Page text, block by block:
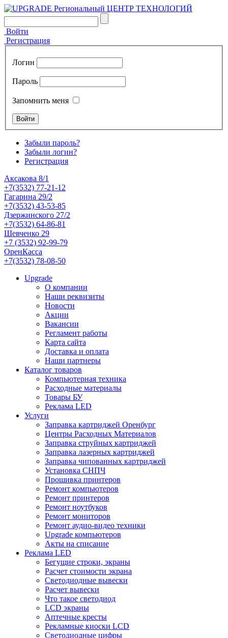
Войти
Регистрация
Логин
Пароль
Запомнить меня
Забыли пароль?
Забыли логин?
Регистрация
Аксакова 8/1
+7(3532) 77-21-12
Гагарина 29/2
+7(3532) 43-53-85
Дзержинского 27/2
+7(3532) 64-86-81
Шевченко 29
+7 (3532) 92-99-79
ОренКасса
+7(3532) 78-08-50
Upgrade
О компании
Наши реквизиты
Новости
Акции
Вакансии
Регламент работы
Карта сайта
Доставка и оплата
Наши партнеры
Каталог товаров
Компьютерная техника
Расходные материалы
Товары БУ
Реклама LED
Услуги
Заправка картриджей Оренбург
Центры Расходных Материалов
Заправка струйных картриджей
Заправка лазерных картриджей
Заправка чипованных картриджей
Установка СНПЧ
Прошивка принтеров
Ремонт компьютеров
Ремонт принтеров
Ремонт ноутбуков
Ремонт мониторов
Ремонт аудио-видео техники
Upgrade компьютеров
Акты на списание
Реклама LED
Бегущие строки, экраны
Расчет стоимости экрана
Светодиодные вывески
Расчет вывески
Что такое светодиод
LCD экраны
Аптечные кресты
Рекламные киоски LCD
Светодиодные цифры